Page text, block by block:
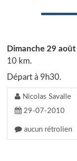
Dimanche 29 août
10 km.
Départ à 9h30.
Nicolas Savalle
29-07-2010
aucun rétrolien